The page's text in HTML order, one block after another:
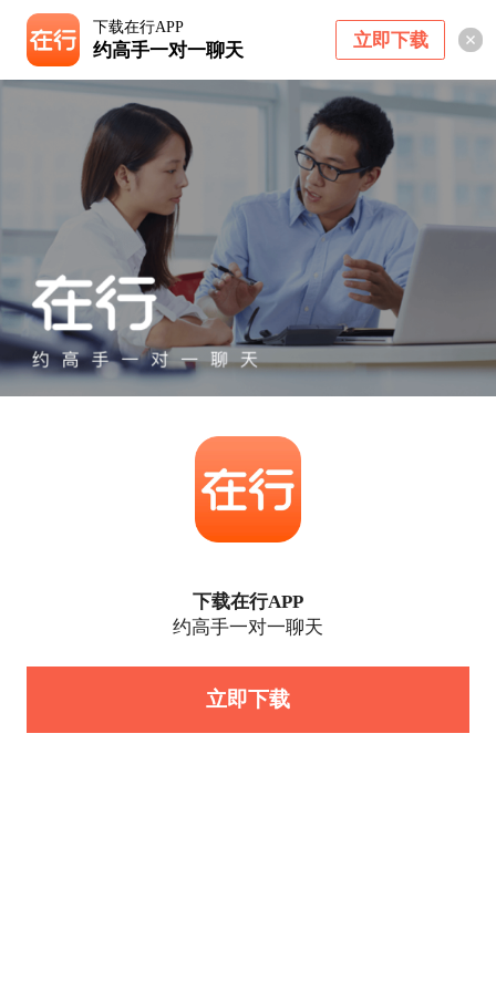
下载在行APP
约高手一对一聊天 立即下载
下载在行APP
约高手一对一聊天
立即下载